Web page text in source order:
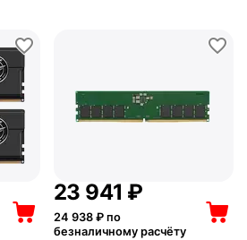
23 941 ₽
24 938₽ по
безналичному расчёту